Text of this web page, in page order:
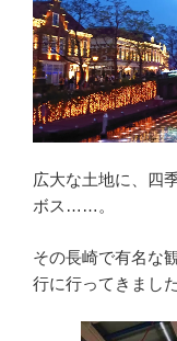
広大な土地に、四
ボス……。
その長崎で有名な
行に行ってきました